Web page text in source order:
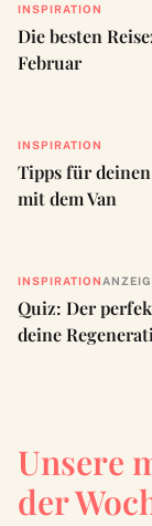
INSPIRATION
Die besten
Februar
INSPIRATION
Tipps für
mit dem Van
INSPIRATION
Quiz: Der
deine
Unsere
der